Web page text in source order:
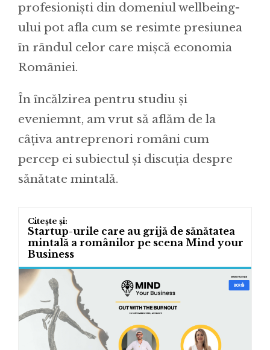
profesioniști din domeniul wellbeing-
ului pot afla cum se resimte presiunea
în rândul celor care mișcă economia
României.
În încălzirea pentru studiu și
eveniemnt, am vrut să aflăm de la
câțiva antreprenori români cum
percep ei subiectul și discuția despre
sănătate mintală.
Startup-urile care au grijă de sănătatea
mintală a românilor pe scena Mind your
Business